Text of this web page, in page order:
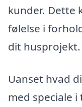
kunder. Dette
følelse i
dit husprojekt.
Uanset hvad
med speciale